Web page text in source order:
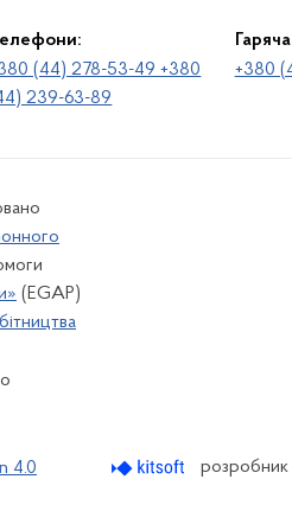
(44) 278-53-49 +380
239-63-89
+380
(EGAP)
4.0
розробник